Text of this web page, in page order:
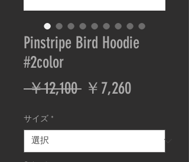
Pinstripe Bird Hoodie
#2color
￥12,100 通
価
格
￥7,260セ
ル
価
サイズ *